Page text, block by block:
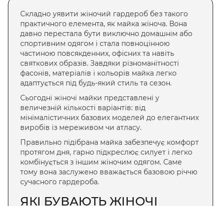
Складно уявити жіночий гардероб без такого
практичного елемента, як майка жіноча. Вона
давно перестала бути виключно домашнім або
спортивним одягом і стала повноцінною
частиною повсякденних, офісних та навіть
святкових образів. Завдяки різноманітності
фасонів, матеріалів і кольорів майка легко
адаптується під будь-який стиль та сезон.
Сьогодні жіночі майки представлені у
величезній кількості варіантів: від
мінімалістичних базових моделей до елегантних
виробів із мереживом чи атласу.
Правильно підібрана майка забезпечує комфорт
протягом дня, гарно підкреслює силует і легко
комбінується з іншим жіночим одягом. Саме
тому вона заслужено вважається базовою річчю
сучасного гардероба.
ЯКІ БУВАЮТЬ ЖІНОЧІ